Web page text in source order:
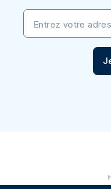
Entrez votre